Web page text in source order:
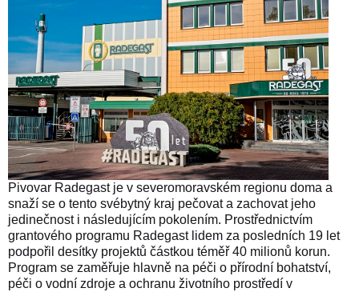
Pivovar Radegast je v severomoravském regionu doma a
snaží se o tento svébytný kraj pečovat a zachovat jeho
jedinečnost i následujícím pokolením. Prostřednictvím
grantového programu Radegast lidem za posledních 19 let
podpořil desítky projektů částkou téměř 40 milionů korun.
Program se zaměřuje hlavně na péči o přírodní bohatství,
péči o vodní zdroje a ochranu životního prostředí v